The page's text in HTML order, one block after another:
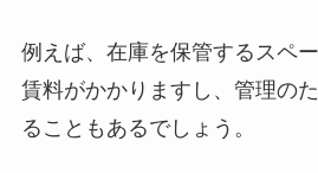
例えば、在庫を保管するスペ
賃料がかかりますし、管理の
ることもあるでしょう。